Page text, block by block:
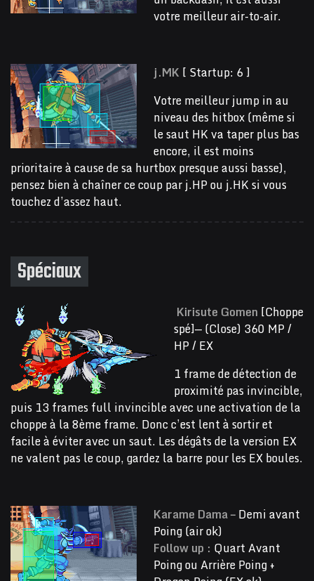
votre meilleur air-to-air.
j.MK [ Startup: 6 ]
Votre meilleur jump in au
niveau des hitbox (même si
le saut HK va taper plus bas
encore, il est moins
prioritaire à cause de sa hurtbox presque aussi basse),
pensez bien à chaîner ce coup par j.HP ou j.HK si vous
touchez d’assez haut.
Spéciaux
Kirisute Gomen [Choppe
spé]— (Close) 360 MP /
HP / EX
1 frame de détection de
proximité pas invincible,
puis 13 frames full invincible avec une activation de la
choppe à la 8ème frame. Donc c’est lent à sortir et
facile à éviter avec un saut. Les dégâts de la version EX
ne valent pas le coup, gardez la barre pour les EX boules.
Karame Dama –Demi avant
Poing (air ok)
Follow up : Quart Avant
Poing ou Arrière Poing +